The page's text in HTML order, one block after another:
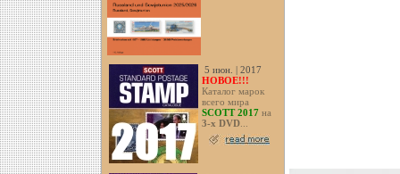
5 июн. | 2017
НОВОЕ!!!
Каталог марок
всего мира
SCOTT 2017на
3-х DVD...